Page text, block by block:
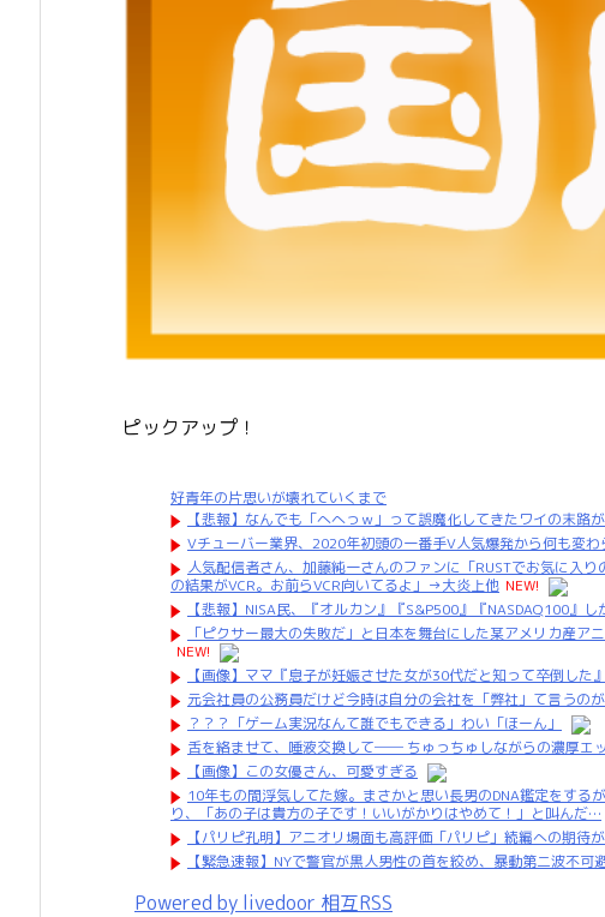
ピックアップ！
好青年の片思いが壊れていくまで
【悲報】なんでも「へへっｗ」って誤魔化してきたワイの末路
Vチューバー業界、2020年初頭の一番手V人気爆発から何も変
人気配信者さん、加藤純一さんのファンに「RUSTでお気に入
の結果がVCR。お前らVCR向いてるよ」→大炎上他 NEW!
【悲報】NISA民、『オルカン』『S&P500』『NASDAQ100』し
「ピクサー最大の失敗だ」と日本を舞台にした某アメリカ産
NEW!
【画像】ママ『息子が妊娠させた女が30代だと知って卒倒した
元会社員の公務員だけど今時は自分の会社を「弊社」て言うの
？？？「ゲーム実況なんて誰でもできる」わい「ほーん」
舌を絡ませて、唾液交換して── ちゅっちゅしながらの濃厚エ
【画像】この女優さん、可愛すぎる
10年もの間浮気してた嫁。まさかと思い長男のDNA鑑定をする
り、「あの子は貴方の子です！いいがかりはやめて！」と叫んだ…
【パリピ孔明】アニオリ場面も高評価「パリピ」続編への期待
【緊急速報】NYで警官が黒人男性の首を絞め、暴動第二波不可
Powered by livedoor 相互RSS